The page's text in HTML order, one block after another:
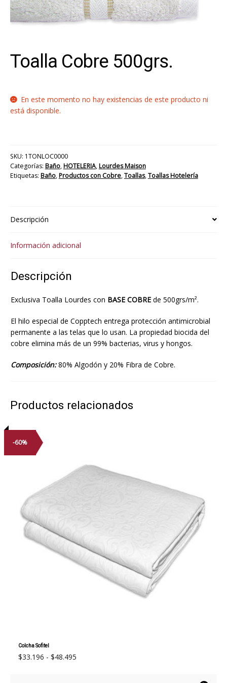
Toalla Cobre 500grs.
En este momento no hay existencias de este producto ni
está disponible.
SKU: 1TONLOC0000
Categorías: Baño,HOTELERIA,Lourdes Maison
Etiquetas: Baño,Productos con Cobre,Toallas,Toallas Hotelería
Descripción
Información adicional
Descripción
Exclusiva Toalla Lourdes con BASE COBREde 500grs/m².
El hilo especial de Copptech entrega protección antimicrobial
permanente a las telas que lo usan. La propiedad biocida del
cobre elimina más de un 99% bacterias, virus y hongos.
Composición:80% Algodón y 20% Fibra de Cobre.
Productos relacionados
Colcha Sofitel
-60%
$33.196 - $48.495Rango